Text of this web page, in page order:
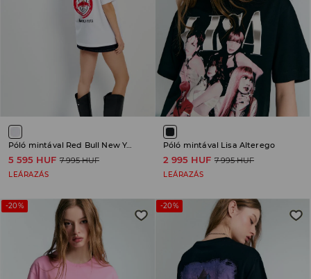
Póló mintával Red Bull New York
5 595 HUF 7 995 HUF
LEÁRAZÁS
Póló mintával Lisa Alterego
2 995 HUF 7 995 HUF
LEÁRAZÁS
-20% -20%